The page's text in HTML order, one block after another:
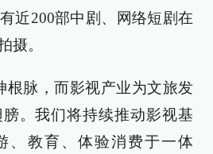
近200部中剧、网络短剧在
摄。
根脉，而影视产业为文旅发
。我们将持续推动影视基
、教育、体验消费于一体